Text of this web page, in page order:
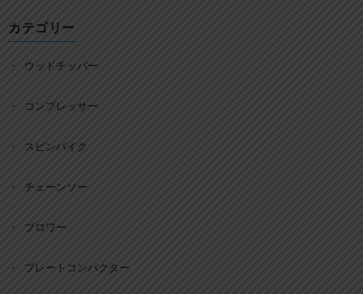
カテゴリー
ウッドチッパー
コンプレッサー
スピンバイク
チェーンソー
ブロワー
プレートコンパクター